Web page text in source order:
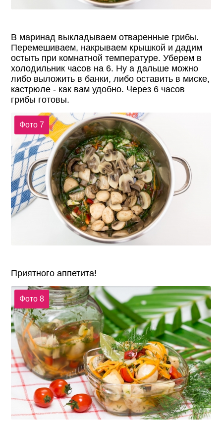
В маринад выкладываем отваренные грибы.
Перемешиваем, накрываем крышкой и дадим
остыть при комнатной температуре. Уберем в
холодильник часов на 6. Ну а дальше можно
либо выложить в банки, либо оставить в миске,
кастрюле - как вам удобно. Через 6 часов
грибы готовы.
Фото 7
Приятного аппетита!
Фото 8